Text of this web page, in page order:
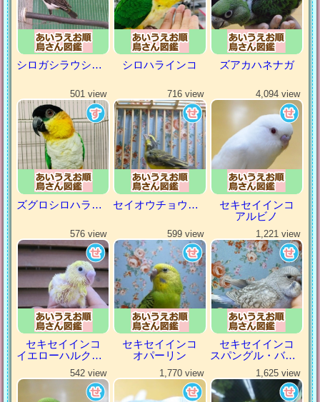
シロガシラウシハタオリ シロハラインコ ズアカハネナガ
501 view
ズグロシロハラインコ
716 view
セイオウチョウ（青黄鳥）
4,094 view
セキセイインコ
アルビノ
576 view
セキセイインコ
イエローハルクイン
599 view
セキセイインコ
オパーリン
1,221 view
セキセイインコ
スパングル・バイオレット
542 view 1,770 view 1,625 view